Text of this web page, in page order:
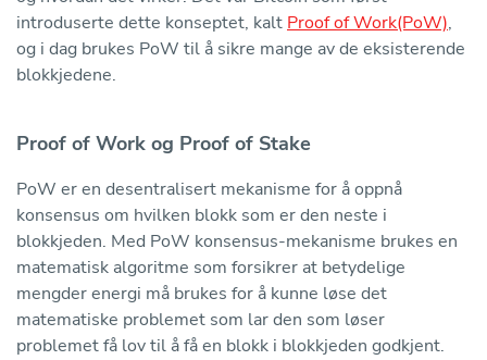
introduserte dette konseptet, kalt Proof of Work(PoW),
og i dag brukes PoW til å sikre mange av de eksisterende
blokkjedene.
Proof of Work og Proof of Stake
PoW er en desentralisert mekanisme for å oppnå
konsensus om hvilken blokk som er den neste i
blokkjeden. Med PoW konsensus-mekanisme brukes en
matematisk algoritme som forsikrer at betydelige
mengder energi må brukes for å kunne løse det
matematiske problemet som lar den som løser
problemet få lov til å få en blokk i blokkjeden godkjent.